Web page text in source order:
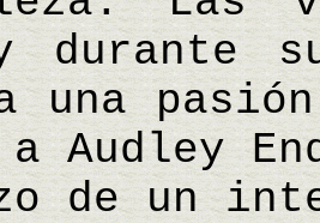
durante
una
Audley
de un